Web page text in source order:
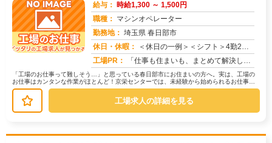
給与： 時給1,300 ～ 1,500円
職種： マシンオペレーター
勤務地： 埼玉県 春日部市
休日・休暇：
＜休日の一例＞＜シフト＞4勤2休＜休日＞工場カレンダーによる★長期休暇あり★有給休暇あり※配属先により休日・勤務形...
工場PR：
「仕事も住まいも、まとめて解決したい！」そんなあなたを応援します。株式会社京栄センターでは、全国の工場求人をご紹介...
「工場のお仕事って難しそう…」と思っている春日部市にお住まいの方へ。実は、工場の
お仕事はカンタンな作業がほとんど！京栄センターでは、未経験から始められるお仕事を
多数ご紹介しています。たとえばこん...
工場求人の詳細を見る